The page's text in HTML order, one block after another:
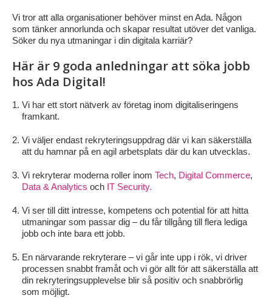
Vi tror att alla organisationer behöver minst en Ada. Någon
som tänker annorlunda och skapar resultat utöver det vanliga.
Söker du nya utmaningar i din digitala karriär?
Här är 9 goda anledningar att söka jobb
hos Ada Digital!
Vi har ett stort nätverk av företag inom digitaliseringens
framkant.
Vi väljer endast rekryteringsuppdrag där vi kan säkerställa
att du hamnar på en agil arbetsplats där du kan utvecklas.
Vi rekryterar moderna roller inom Tech, Digital Commerce,
Data & Analytics och IT Security.
Vi ser till ditt intresse, kompetens och potential för att hitta
utmaningar som passar dig – du får tillgång till flera lediga
jobb och inte bara ett jobb.
En närvarande rekryterare – vi går inte upp i rök, vi driver
processen snabbt framåt och vi gör allt för att säkerställa att
din rekryteringsupplevelse blir så positiv och snabbrörlig
som möjligt.